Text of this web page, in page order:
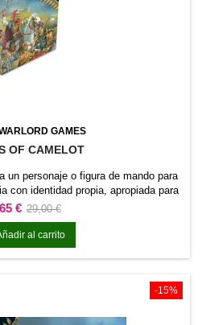
GAMES
OF CAMELOT
un personaje o figura de mando para
con identidad propia, apropiada para
un papel relevante en escenarios
pieza central de una colección,
o diorama temático.
€ Precio
base
29,00 €
al carrito
-15%